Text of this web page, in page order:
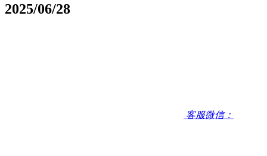
2025/06/28
客服微信：